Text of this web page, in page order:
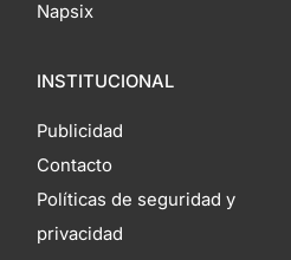
Napsix
INSTITUCIONAL
Publicidad
Contacto
Políticas de seguridad y
privacidad